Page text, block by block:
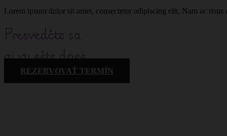
Lorem ipsum dolor sit amet, consectetur adipiscing elit. Nam ac
Presvedčte sa
aj vy ešte dnes
REZERVOVAŤ TERMÍN